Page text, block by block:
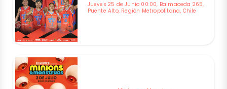
Jueves 25 de Junio 00:00, Balmaceda 265,
Puente Alto, Región Metropolitana, Chile